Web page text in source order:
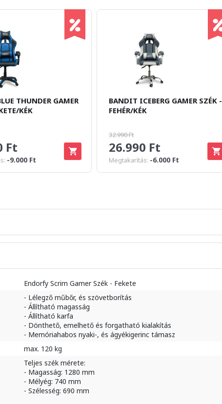
THUNDER GAMER
KÉK
Ft
-9.000 Ft
BANDIT ICEBERG GAMER SZÉK -
FEHÉR/KÉK
32.990 Ft
26.990 Ft
Megtakarítás: -6.000 Ft
Endorfy Scrim Gamer Szék - Fekete
- Lélegző műbőr, és szövetborítás
- Állítható magasság
- Állítható karfa
- Dönthető, emelhető és forgatható kialakítás
- Memóriahabos nyaki-, és ágyékigerinc támasz
max. 120 kg
Teljes szék mérete:
- Magasság: 1280 mm
- Mélyég: 740 mm
- Szélesség: 690 mm